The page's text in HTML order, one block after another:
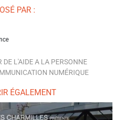
PAR :
DE L'AIDE A LA PERSONNE
NUMÉRIQUE
ÉGALEMENT